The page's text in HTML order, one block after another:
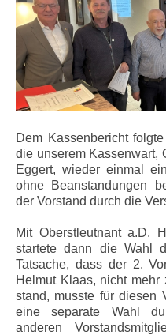
Dem Kassenbericht
die unserem Kassenwart,
Eggert, wieder einmal
ohne Beanstandungen
der Vorstand durch die
Mit Oberstleutnant a.D.
startete dann die Wahl
Tatsache, dass der 2.
Helmut Klaas, nicht mehr
stand, musste für diesen
eine separate Wahl
anderen